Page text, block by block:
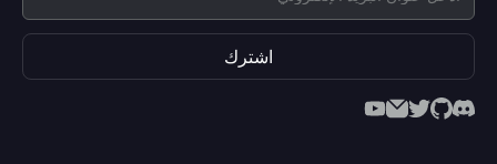
اشترك